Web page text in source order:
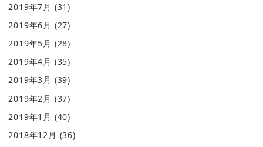
2019年7月 (31)
2019年6月 (27)
2019年5月 (28)
2019年4月 (35)
2019年3月 (39)
2019年2月 (37)
2019年1月 (40)
2018年12月 (36)